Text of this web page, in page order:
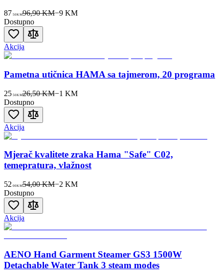
87 50KM96,90 KM−9KM
Dostupno
Akcija
Pametna utičnica HAMA sa tajmerom, 20 programa
25 50KM26,50 KM−1 KM
Dostupno
Akcija
Mjerač kvalitete zraka Hama "Safe" C02,
temepratura, vlažnost
52 00KM54,00 KM−2 KM
Dostupno
Akcija
AENO Hand Garment Steamer GS3 1500W
Detachable Water Tank 3 steam modes